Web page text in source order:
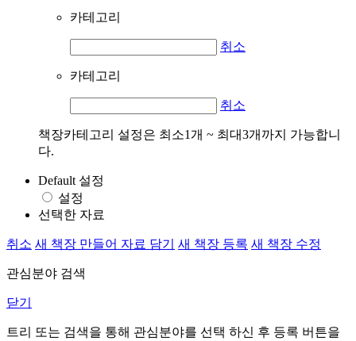
카테고리
취소
카테고리
취소
책장카테고리 설정은 최소1개 ~ 최대3개까지 가능합니
다.
Default 설정
설정
선택한 자료
취소 새 책장 만들어 자료 담기 새 책장 등록 새 책장 수정
관심분야 검색
닫기
트리 또는 검색을 통해 관심분야를 선택 하신 후 등록 버튼을